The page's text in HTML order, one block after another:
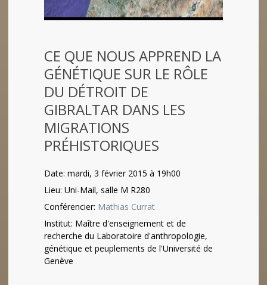
CE QUE NOUS APPREND LA
GÉNÉTIQUE SUR LE RÔLE
DU DÉTROIT DE
GIBRALTAR DANS LES
MIGRATIONS
PRÉHISTORIQUES
Date: mardi, 3 février 2015 à 19h00
Lieu: Uni-Mail, salle M R280
Conférencier: Mathias Currat
Institut: Maître d'enseignement et de
recherche du Laboratoire d'anthropologie,
génétique et peuplements de l'Université de
Genève